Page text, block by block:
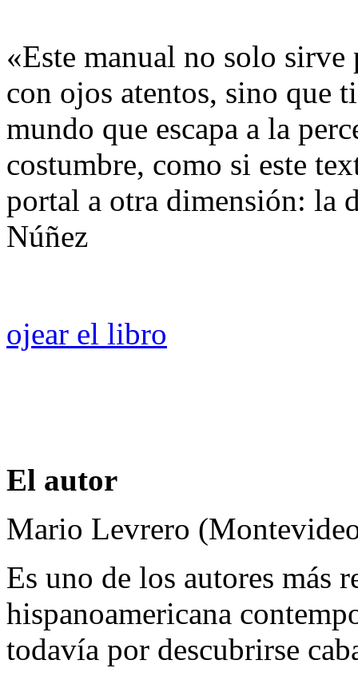
«Este manual no solo
con ojos atentos, sino que
mundo que escapa a la
costumbre, como si este
portal a otra dimensión: la
Núñez
ojear el libro
El autor
Mario Levrero
Es uno de los autores más
hispanoamericana
todavía por descubrirse